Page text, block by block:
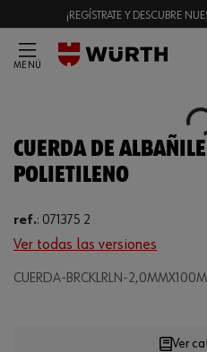
¡REGÍSTRATE Y DESCUBRE
MENÚ
CUERDA DE
POLIETILENO
ref.: 071375 2
Ver todas las versiones
CUERDA-BRCKLRLN-2,0MMX100M
Loading...
Ver